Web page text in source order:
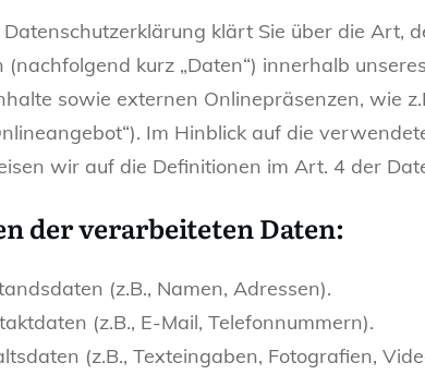
Datenschutzerklärung klärt Sie über die Art,
(nachfolgend kurz „Daten“) innerhalb
sowie externen Onlinepräsenzen, wie
Im Hinblick auf die
wir auf die Definitionen im Art. 4 der
der verarbeiteten Daten:
(z.B., Namen, Adressen).
(z.B., E-Mail, Telefonnummern).
(z.B., Texteingaben, Fotografien,